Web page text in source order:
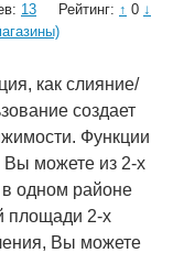
13 Рейтинг: ↑ 0 ↓
как слияние/
создает
Функции
Вы можете из 2-х
в одном районе
площади 2-х
Вы можете